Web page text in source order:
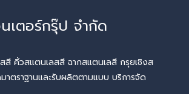
เตอร์กรุ๊ป จำกัด
สี คิ้วสแตนเลสสี ฉากสแตนเลสี กรุยเชิงส
ตราฐานและรับผลิตตามแบบ บริการจัด